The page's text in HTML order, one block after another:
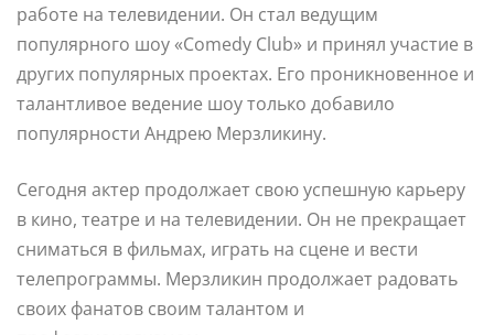
работе на телевидении. Он стал ведущим
популярного шоу «Comedy Club» и принял участие в
других популярных проектах. Его проникновенное и
талантливое ведение шоу только добавило
популярности Андрею Мерзликину.
Сегодня актер продолжает свою успешную карьеру
в кино, театре и на телевидении. Он не прекращает
сниматься в фильмах, играть на сцене и вести
телепрограммы. Мерзликин продолжает радовать
своих фанатов своим талантом и